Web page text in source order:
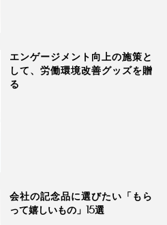
エンゲージメント向上の施策と
して、労働環境改善グッズを贈
る
会社の記念品に選びたい「もら
って嬉しいもの」15選